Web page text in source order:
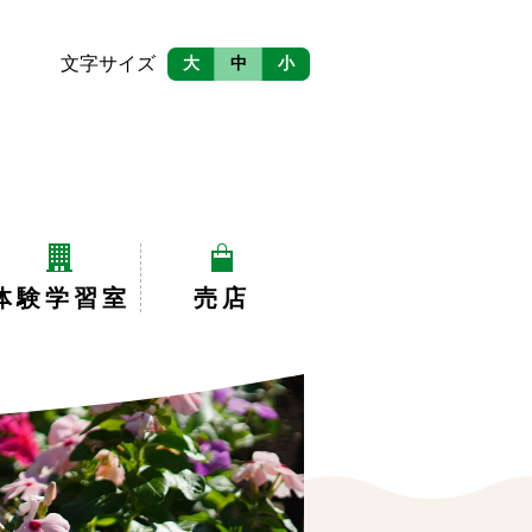
験学習室 売店
文字サイズ 大 中 小